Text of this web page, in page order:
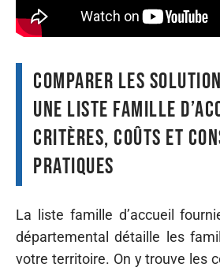
Comparer les
une liste famille
critères, coûts et
pratiques
La liste famille d’accueil
départemental détaille les
votre territoire. On y trouve les